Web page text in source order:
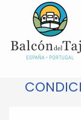
Pasar
principal